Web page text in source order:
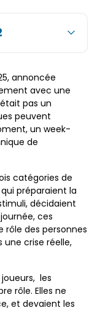
annoncée
avec une
pas un
peuvent
un week-
de
catégories de
préparaient la
décidaient
ces
rôle des personnes
une crise réelle,
les
rôle. Elles ne
et devaient les